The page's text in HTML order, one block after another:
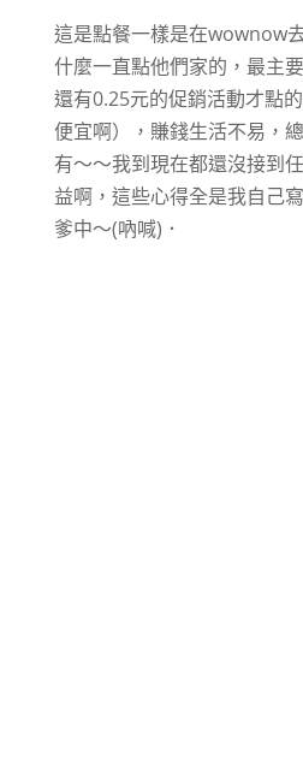
這是點餐一樣是在wownow
什麼一直點他們家的，最主
還有0.25元的促銷活動才點
便宜啊），賺錢生活不易，
有～～我到現在都還沒接到
益啊，這些心得全是我自己
爹中～(吶喊)．